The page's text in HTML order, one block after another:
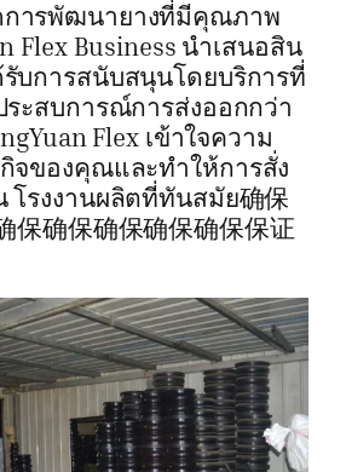
การพัฒนายางที่มีคุณภาพ
Flex Business นำเสนอสิน
บการสนับสนุนโดยบริการที่
ระสบการณ์การส่งออกกว่า
Flex เข้าใจความ
จของคุณและทำให้การสั่ง
โรงงานผลิตที่ทันสมัย确保
保确保确保确保确保保证